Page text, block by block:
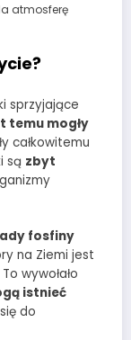
atmosferę
sprzyjające
temu mogły
całkowitemu
są zbyt
fosfiny
na Ziemi jest
wywołało
istnieć
do